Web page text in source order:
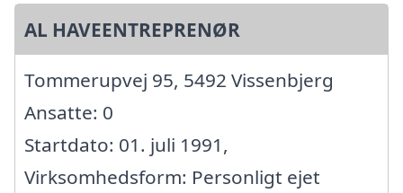
AL HAVEENTREPRENØR
Tommerupvej 95, 5492 Vissenbjerg
Ansatte: 0
Startdato: 01. juli 1991,
Virksomhedsform: Personligt ejet